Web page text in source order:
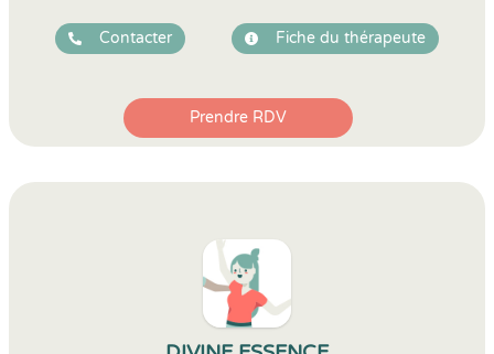
Contacter Fiche du thérapeute
Prendre RDV